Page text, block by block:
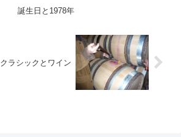
誕生日と1978年
クラシックとワイン